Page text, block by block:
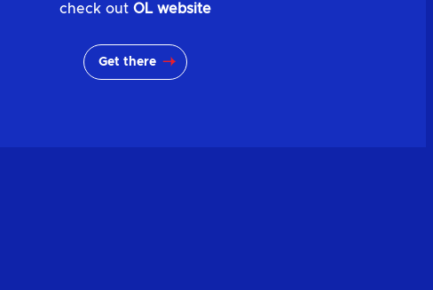
check out OL website
Get there